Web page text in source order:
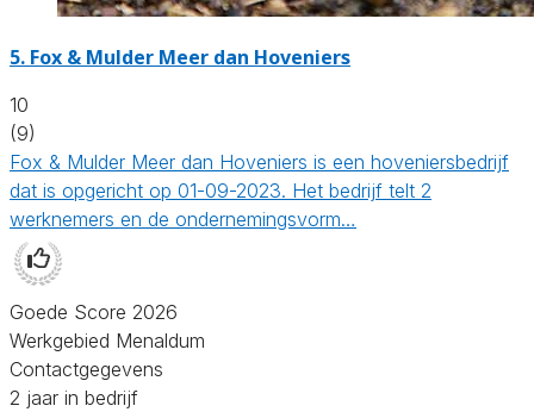
5. Fox & Mulder Meer dan Hoveniers
10
(9)
Fox & Mulder Meer dan Hoveniers is een hoveniersbedrijf
dat is opgericht op 01-09-2023. Het bedrijf telt 2
werknemers en de ondernemingsvorm…
Goede Score 2026
Werkgebied Menaldum
Contactgegevens
2 jaar in bedrijf